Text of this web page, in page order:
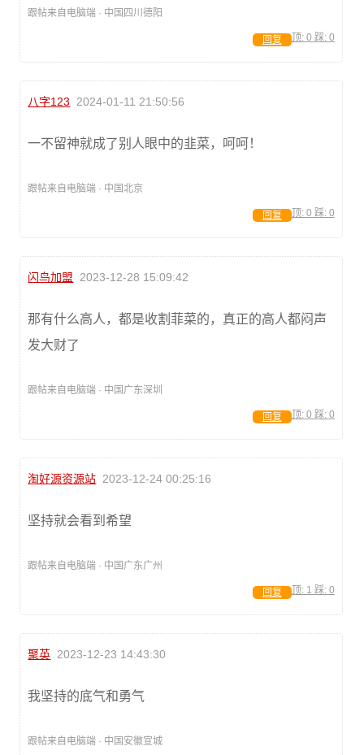
跟帖来自电脑端 · 中国四川德阳
顶: 0 踩: 0
回复
八字123 2024-01-11 21:50:56
一不留神就成了别人眼中的韭菜，呵呵！
跟帖来自电脑端 · 中国北京
顶: 0 踩: 0
回复
闪鸟加盟 2023-12-28 15:09:42
那有什么高人，都是收割菲菜的，真正的高人都闷声
发大财了
跟帖来自电脑端 · 中国广东深圳
顶: 0 踩: 0
回复
淘好源资源站 2023-12-24 00:25:16
坚持就会看到希望
跟帖来自电脑端 · 中国广东广州
顶: 1 踩: 0
回复
聚英 2023-12-23 14:43:30
我坚持的底气和勇气
跟帖来自电脑端 · 中国安徽宣城